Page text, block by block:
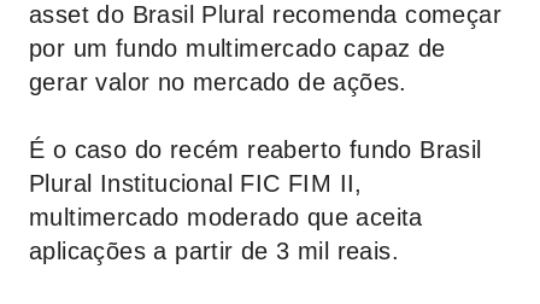
asset do Brasil Plural recomenda começar
por um fundo multimercado capaz de
gerar valor no mercado de ações.
É o caso do recém reaberto fundo Brasil
Plural Institucional FIC FIM II,
multimercado moderado que aceita
aplicações a partir de 3 mil reais.